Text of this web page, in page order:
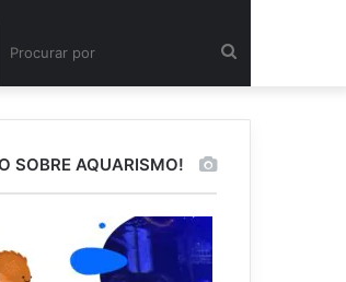
por
SOBRE AQUARISMO!